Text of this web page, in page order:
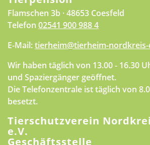
Flamschen 3b · 48653 Coesfeld
Telefon 02541 900 988 4
E-Mail:tierheim@tierheim-
Wir haben täglich von 13.00 - 16.30
und Spaziergänger geöffnet.
Die Telefonzentrale ist täglich von
besetzt.
Tierschutzverein
e.V.
Geschäftsstelle